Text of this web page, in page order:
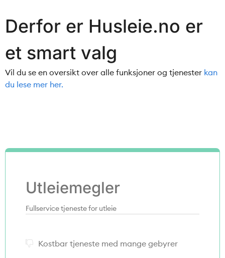
Derfor er Husleie.no er
et smart valg
Vil du se en oversikt over alle funksjoner og tjenester kan
du lese mer her.
Utleiemegler
Fullservice tjeneste for utleie
Kostbar tjeneste med mange gebyrer